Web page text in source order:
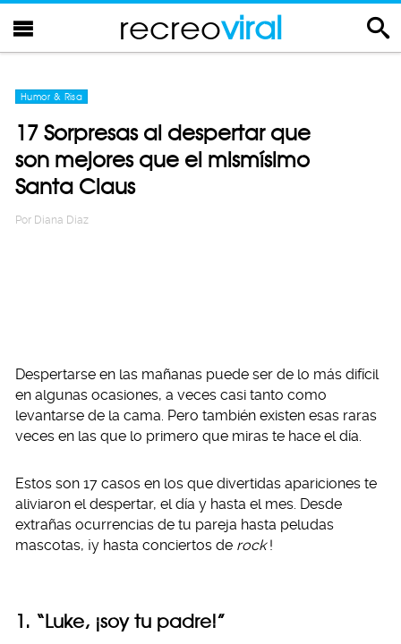
recreoviral
Humor & Risa
17 Sorpresas al despertar que
son mejores que el mismísimo
Santa Claus
Por Diana Diaz
Despertarse en las mañanas puede ser de lo más difícil
en algunas ocasiones, a veces casi tanto como
levantarse de la cama. Pero también existen esas raras
veces en las que lo primero que miras te hace el día.
Estos son 17 casos en los que divertidas apariciones te
aliviaron el despertar, el día y hasta el mes. Desde
extrañas ocurrencias de tu pareja hasta peludas
mascotas, ¡y hasta conciertos de rock !
1. “Luke, ¡soy tu padre!”